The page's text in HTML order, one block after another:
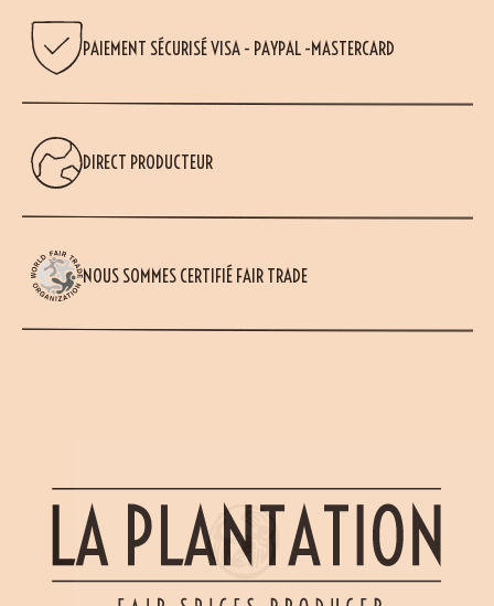
PAIEMENT SÉCURISÉ VISA - PAYPAL -MASTERCARD
DIRECT PRODUCTEUR
NOUS SOMMES CERTIFIÉ FAIR TRADE